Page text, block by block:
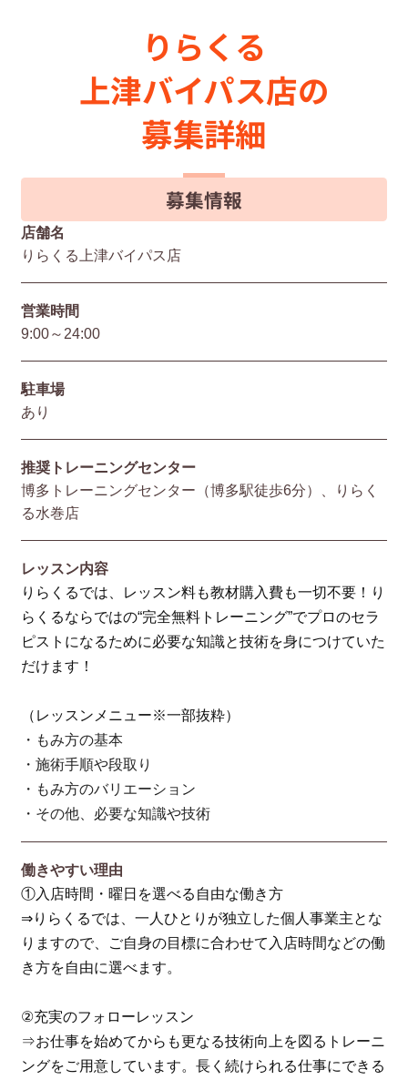
りらくる
上津バイパス店の
募集詳細
募集情報
店舗名
りらくる上津バイパス店
営業時間
9:00～24:00
駐⾞場
あり
推奨トレーニングセンター
博多トレーニングセンター（博多駅徒歩6分）、りらく
る水巻店
レッスン内容
りらくるでは、レッスン料も教材購入費も一切不要！り
らくるならではの“完全無料トレーニング”でプロのセラ
ピストになるために必要な知識と技術を身につけていた
だけます！
（レッスンメニュー※一部抜粋）
・もみ方の基本
・施術手順や段取り
・もみ方のバリエーション
・その他、必要な知識や技術
働きやすい理由
①入店時間・曜日を選べる自由な働き方
⇒りらくるでは、一人ひとりが独立した個人事業主とな
りますので、ご自身の目標に合わせて入店時間などの働
き方を自由に選べます。
②充実のフォローレッスン
⇒お仕事を始めてからも更なる技術向上を図るトレーニ
ングをご用意しています。長く続けられる仕事にできる